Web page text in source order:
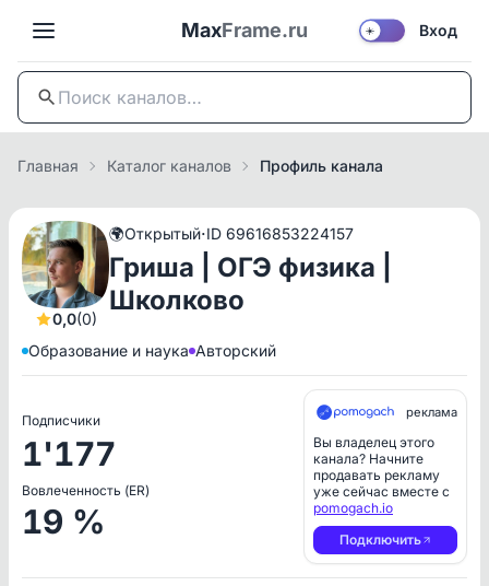
MaxFrame.ru ☀️ Вход
Главная Каталог каналов Профиль канала
0,0(0)
🌍Открытый·ID 69616853224157
Гриша | ОГЭ физика |
Школково
Образование и наука Авторский
Подписчики
1'177
Вовлеченность (ER)
19 %
реклама
Вы владелец этого
канала? Начните
продавать рекламу
уже сейчас вместе с
pomogach.io
Подключить